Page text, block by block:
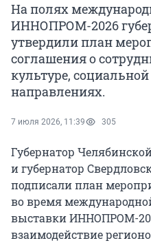
На полях
ИННОПРОМ-2026
утвердили план
соглашения о
культуре,
направлениях.
7 июля 2026, 11:39 305
Губернатор
и губернатор
подписали план
во время
выставки ИННОПРОМ-
взаимодействие